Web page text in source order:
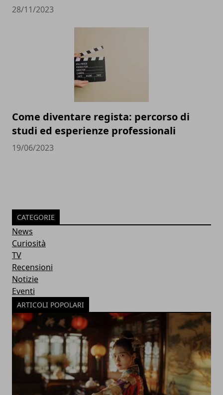
28/11/2023
Come diventare regista: percorso di
studi ed esperienze professionali
19/06/2023
CATEGORIE
News
Curiosità
TV
Recensioni
Notizie
Eventi
ARTICOLI POPOLARI